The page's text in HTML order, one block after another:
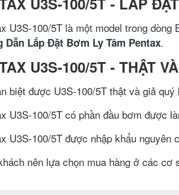
U3S-100/5T là một model trong dòng
Dẫn Lắp Đặt Bơm Ly Tâm Pentax.
U3S-100/5T - THẬT
biệt được U3S-100/5T thật và giả
U3S-100/5T có phần đầu bơm được
U3S-100/5T được nhập khẩu
nên lựa chọn mua hàng ở các cơ